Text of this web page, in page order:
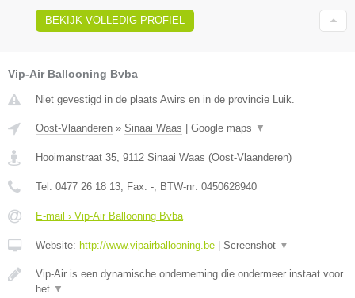
BEKIJK VOLLEDIG PROFIEL
Vip-Air Ballooning Bvba
Niet gevestigd in de plaats Awirs en in de provincie Luik.
Oost-Vlaanderen » Sinaai Waas Google maps ▼
Hooimanstraat 35, 9112 Sinaai Waas (Oost-Vlaanderen)
Tel: 0477 26 18 13, Fax: -, BTW-nr: 0450628940
E-mail › Vip-Air Ballooning Bvba
Website: http://www.vipairballooning.be Screenshot ▼
Vip-Air is een dynamische onderneming die ondermeer instaat voor
het ▼